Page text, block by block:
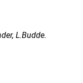
L.Budde.